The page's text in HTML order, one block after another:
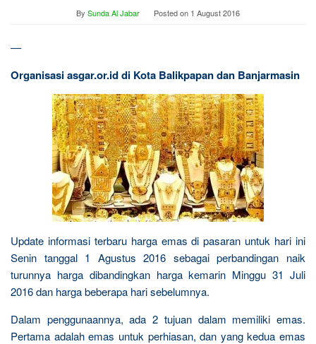
By Sunda Al Jabar Posted on 1 August 2016
—
Organisasi asgar.or.id di Kota Balikpapan dan Banjarmasin
Update informasi terbaru harga emas di pasaran untuk hari ini
Senin tanggal 1 Agustus 2016 sebagai perbandingan naik
turunnya harga dibandingkan harga kemarin Minggu 31 Juli
2016 dan harga beberapa hari sebelumnya.
Dalam penggunaannya, ada 2 tujuan dalam memiliki emas.
Pertama adalah emas untuk perhiasan, dan yang kedua emas